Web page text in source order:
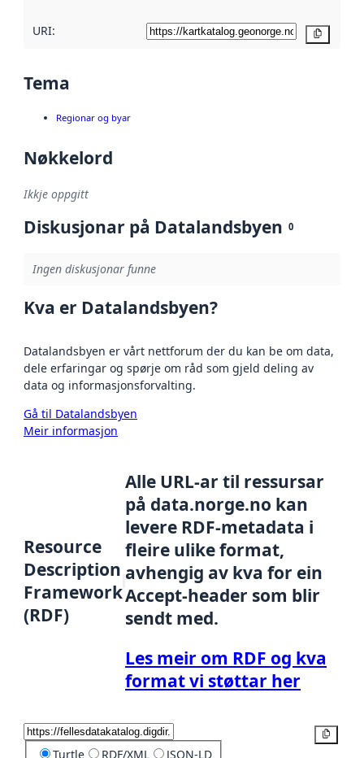
URI:
Tema
Regionar og byar
Nøkkelord
Ikkje oppgitt
Diskusjonar på Datalandsbyen 0
Ingen diskusjonar funne
Kva er Datalandsbyen?
Datalandsbyen er vårt nettforum der du kan be om data,
dele erfaringar og spørje om råd som gjeld deling av
data og informasjonsforvalting.
Gå til Datalandsbyen
Meir informasjon
Resource
Description
Framework
(RDF)
Alle URL-ar til ressursar
på data.norge.no kan
levere RDF-metadata i
fleire ulike format,
avhengig av kva for ein
Accept-header som blir
sendt med.
Les meir om RDF og kva
format vi støttar her
Turtle RDF/XML JSON-LD